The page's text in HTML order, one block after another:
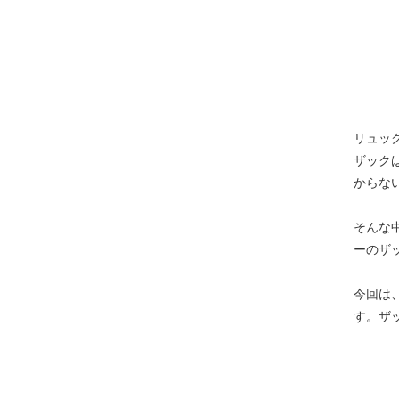
リュッ
ザック
からな
そんな
ーのザ
今回は
す。ザ